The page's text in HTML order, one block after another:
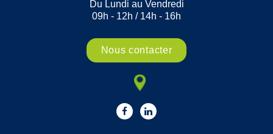
Du Lundi au Vendredi
09h - 12h / 14h - 16h
Nous contacter